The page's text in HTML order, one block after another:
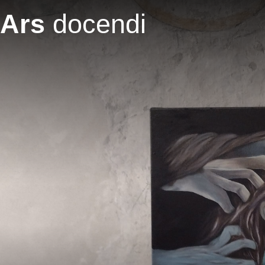
Ars docendi
Il terzo millennio richiede una svolta radicale anche
„Creating
Massa e potere nelle Baccanti – Masse und Macht in
Ovidio e Pitagora – Ovid und
L’amicizia nel Laelius de
L’astuzia dell’eroe –
Innografia –
Archiloco e il mal di vivere – Archilochus und